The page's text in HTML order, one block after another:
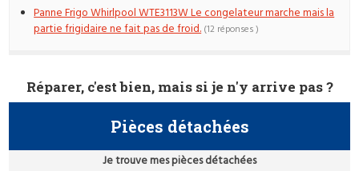
Panne Frigo Whirlpool WTE3113W Le congelateur marche mais la
partie frigidaire ne fait pas de froid. (12 réponses )
Réparer, c'est bien, mais si je n'y arrive pas ?
Pièces détachées
Je trouve mes pièces détachées